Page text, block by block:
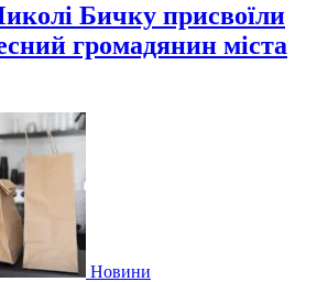
Бичку присвоїли
громадянин міста
Новини